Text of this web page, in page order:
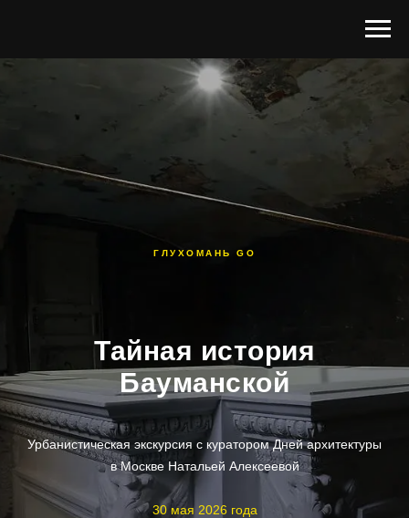
ГЛУХОМАНЬ GO
Тайная история
Бауманской
Урбанистическая экскурсия с куратором Дней архитектуры
в Москве Натальей Алексеевой
30 мая 2026 года